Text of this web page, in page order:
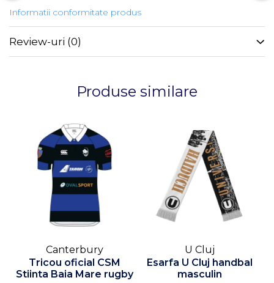
Informatii conformitate produs
Review-uri (0)
Produse similare
Canterbury
Tricou oficial CSM
Stiinta Baia Mare rugby
U Cluj
Esarfa U Cluj handbal
masculin